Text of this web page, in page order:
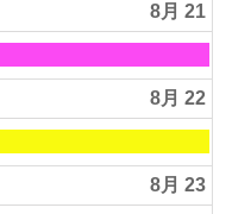
8月 21
8月 22
8月 23